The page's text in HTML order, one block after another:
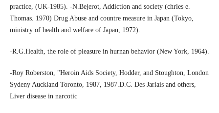
practice, (UK-1985). -N.Bejerot, Addiction and society (chrles e.
Thomas. 1970) Drug Abuse and countre measure in Japan (Tokyo,
ministry of health and welfare of Japan, 1972).
-R.G.Health, the role of pleasure in hurnan behavior (New York, 1964).
-Roy Roberston, "Heroin Aids Society, Hodder, and Stoughton, London
Sydeny Auckland Toronto, 1987, 1987.D.C. Des Jarlais and others,
Liver disease in narcotic